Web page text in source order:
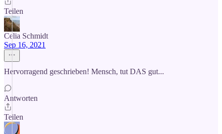
Teilen
Celia Schmidt
Sep 16, 2021
Hervorragend geschrieben! Mensch, tut DAS gut...
Antworten
Teilen